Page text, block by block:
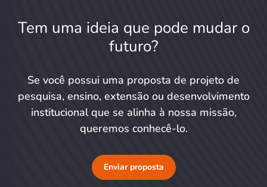
Tem uma ideia que pode mudar o
futuro?
Se você possui uma proposta de projeto de
pesquisa, ensino, extensão ou desenvolvimento
institucional que se alinha à nossa missão,
queremos conhecê-lo.
Enviar proposta